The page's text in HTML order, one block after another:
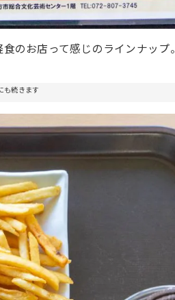
のお店って感じのラインナップ。
も続きます